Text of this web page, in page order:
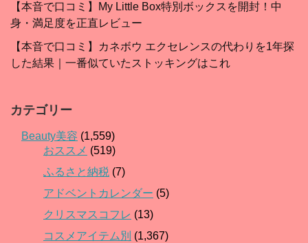
【本音で口コミ】My Little Box特別ボックスを開封！中
身・満足度を正直レビュー
【本音で口コミ】カネボウ エクセレンスの代わりを1年探
した結果｜一番似ていたストッキングはこれ
カテゴリー
Beauty美容 (1,559)
おススメ (519)
ふるさと納税 (7)
アドベントカレンダー (5)
クリスマスコフレ (13)
コスメアイテム別 (1,367)